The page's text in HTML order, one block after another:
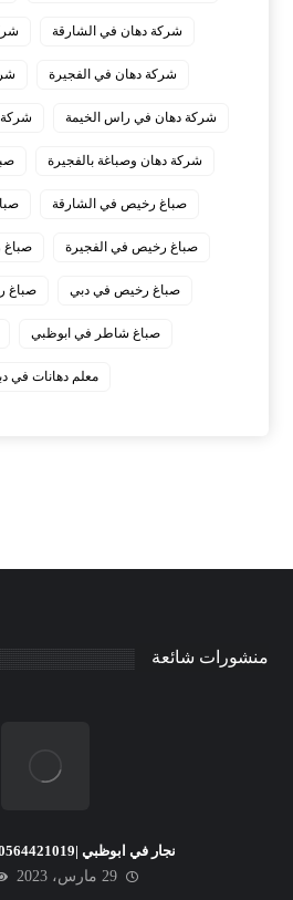
شركة دهان في الشارقة
شركة دهان في الفجيرة
شركة دهان في راس الخيمة شركة
شركة دهان وصباغة بالفجيرة
صباغ رخيص في الشارقة
صباغ رخيص في الفجيرة صباغ
صباغ رخيص في دبي صباغ
صباغ شاطر في ابوظبي
معلم دهانات في
منشورات شائعة
نجار في ابوظبي |0564421019| الدرع الذهبي
29 مارس، 2023